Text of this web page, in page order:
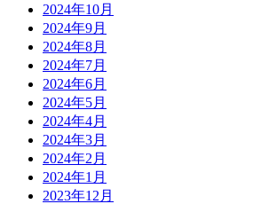
2024年10月
2024年9月
2024年8月
2024年7月
2024年6月
2024年5月
2024年4月
2024年3月
2024年2月
2024年1月
2023年12月